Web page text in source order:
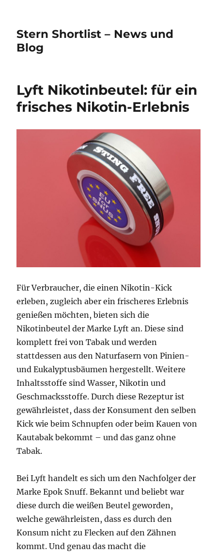
Stern Shortlist – News und
Blog
Lyft Nikotinbeutel: für ein
frisches Nikotin-Erlebnis
Für Verbraucher, die einen Nikotin-Kick
erleben, zugleich aber ein frischeres Erlebnis
genießen möchten, bieten sich die
Nikotinbeutel der Marke Lyft an. Diese sind
komplett frei von Tabak und werden
stattdessen aus den Naturfasern von Pinien-
und Eukalyptusbäumen hergestellt. Weitere
Inhaltsstoffe sind Wasser, Nikotin und
Geschmacksstoffe. Durch diese Rezeptur ist
gewährleistet, dass der Konsument den selben
Kick wie beim Schnupfen oder beim Kauen von
Kautabak bekommt – und das ganz ohne
Tabak.
Bei Lyft handelt es sich um den Nachfolger der
Marke Epok Snuff. Bekannt und beliebt war
diese durch die weißen Beutel geworden,
welche gewährleisten, dass es durch den
Konsum nicht zu Flecken auf den Zähnen
kommt. Und genau das macht die